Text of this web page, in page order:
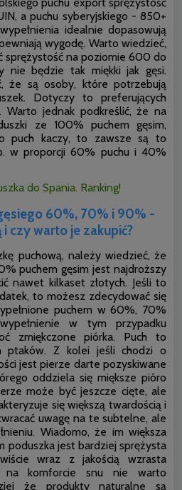
a puchu syberyjskiego - 850+
idealnie dopasowują
wygodę. Warto wiedzieć,
sprężystość na poziomie 600 do
nie będzie tak miękki jak gęsi.
że są osoby, które potrzebują
Dotyczy to preferujących
Warto jednak podkreślić, że na
ze 100% puchem gęsim,
puch kaczy, to zawsze są to
w proporcji 60% puchu i 40%
do Spania. Ranking!
60%, 70% i 90% -
i czy warto je zakupić?
puchową, należy wiedzieć, że
puchem gęsim jest najdroższy
nawet kilkaset złotych. Jeśli to
to możesz zdecydować się
puchem w 60%, 70%
w tym przypadku
zmiękczone piórka. Puch to
ptaków. Z kolei jeśli chodzi o
jest pierze darte pozyskiwane
oddziela się miększe pióro
może być jeszcze cięte, ale
się większą twardością i
uwagę na te subtelne, ale
Wiadomo, że im większa
poduszka jest bardziej sprężysta
wraz z jakością wzrasta
na komforcie snu nie warto
że produkty naturalne są